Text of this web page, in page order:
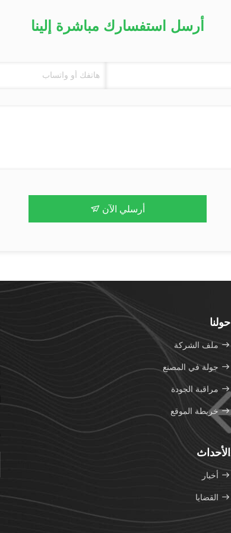
أرسل استفسارك مباشرة إلينا
أرسلي الآن
حولنا
ملف الشركة
جولة في المصنع
مراقبة الجودة
خريطة الموقع
الأحداث
أخبار
القضايا